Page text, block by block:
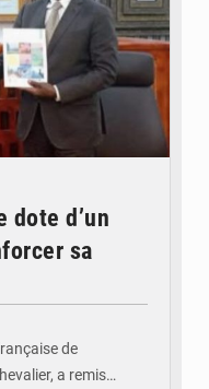
dote d’un
sa
de
a remis…